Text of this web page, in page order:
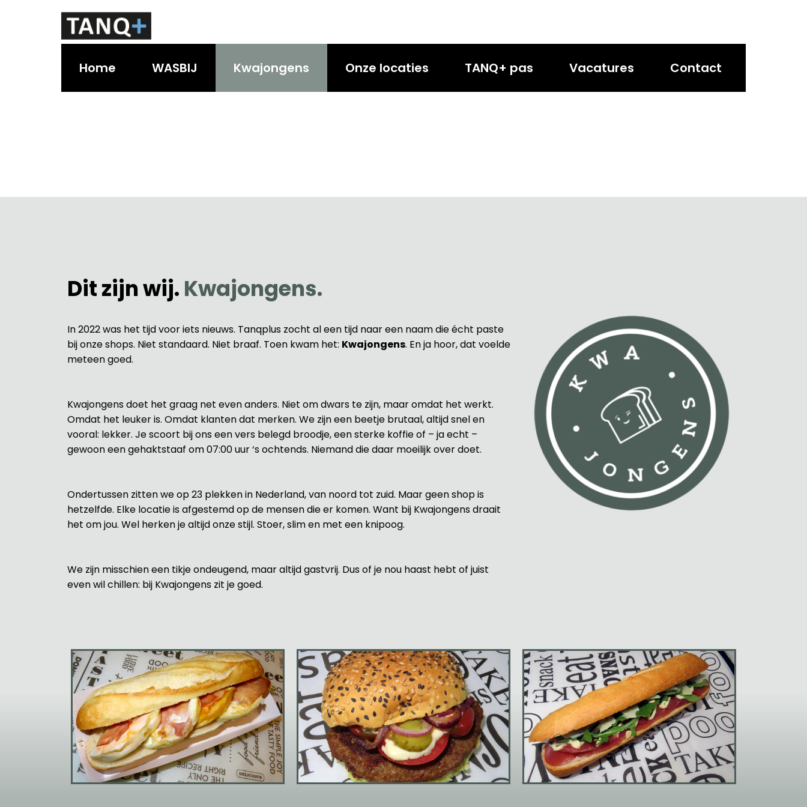
Home WASBIJ Kwajongens Onze locaties TANQ+ pas Vacatures Contact
Dit zijn wij. Kwajongens.
In 2022 was het tijd voor iets nieuws. Tanqplus zocht al een tijd naar een naam die écht paste
bij onze shops. Niet standaard. Niet braaf. Toen kwam het: Kwajongens. En ja hoor, dat voelde
meteen goed.
Kwajongens doet het graag net even anders. Niet om dwars te zijn, maar omdat het werkt.
Omdat het leuker is. Omdat klanten dat merken. We zijn een beetje brutaal, altijd snel en
vooral: lekker. Je scoort bij ons een vers belegd broodje, een sterke koffie of – ja echt –
gewoon een gehaktstaaf om 07:00 uur ‘s ochtends. Niemand die daar moeilijk over doet.
Ondertussen zitten we op 23 plekken in Nederland, van noord tot zuid. Maar geen shop is
hetzelfde. Elke locatie is afgestemd op de mensen die er komen. Want bij Kwajongens draait
het om jou. Wel herken je altijd onze stijl. Stoer, slim en met een knipoog.
We zijn misschien een tikje ondeugend, maar altijd gastvrij. Dus of je nou haast hebt of juist
even wil chillen: bij Kwajongens zit je goed.